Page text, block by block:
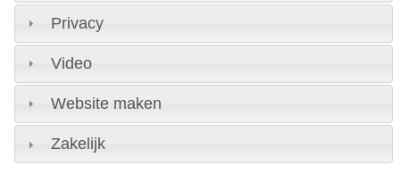
Privacy
Video
Website maken
Zakelijk